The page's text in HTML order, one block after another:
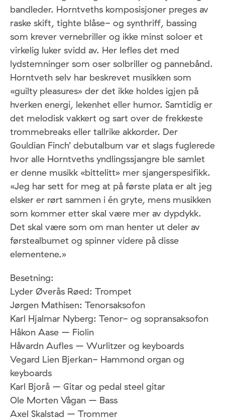
bandleder. Horntveths komposisjoner preges av
raske skift, tighte blåse- og synthriff, bassing
som krever vernebriller og ikke minst soloer et
virkelig luker svidd av. Her lefles det med
lydstemninger som oser solbriller og pannebånd.
Horntveth selv har beskrevet musikken som
«guilty pleasures» der det ikke holdes igjen på
hverken energi, lekenhet eller humor. Samtidig er
det melodisk vakkert og sart over de frekkeste
trommebreaks eller tallrike akkorder. Der
Gouldian Finch’ debutalbum var et slags fuglerede
hvor alle Horntveths yndlingssjangre ble samlet
er denne musikk «bittelitt» mer sjangerspesifikk.
«Jeg har sett for meg at på første plata er alt jeg
elsker er rørt sammen i én gryte, mens musikken
som kommer etter skal være mer av dypdykk.
Det skal være som om man henter ut deler av
førstealbumet og spinner videre på disse
elementene.»
Besetning:
Lyder Øverås Røed: Trompet
Jørgen Mathisen: Tenorsaksofon
Karl Hjalmar Nyberg: Tenor- og sopransaksofon
Håkon Aase – Fiolin
Håvardn Aufles – Wurlitzer og keyboards
Vegard Lien Bjerkan- Hammond organ og
keyboards
Karl Bjorå – Gitar og pedal steel gitar
Ole Morten Vågan – Bass
Axel Skalstad – Trommer